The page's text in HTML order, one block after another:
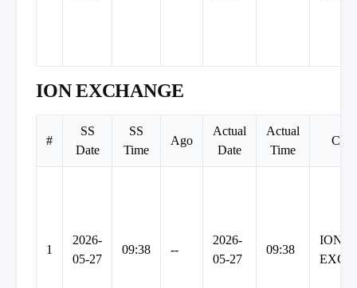
ION EXCHANGE
#
SS
Date
SS
Time
Ago
Actual
Date
Actual
Time
1
2026-
05-27
09:38 --
2026-
05-27
09:38
ION